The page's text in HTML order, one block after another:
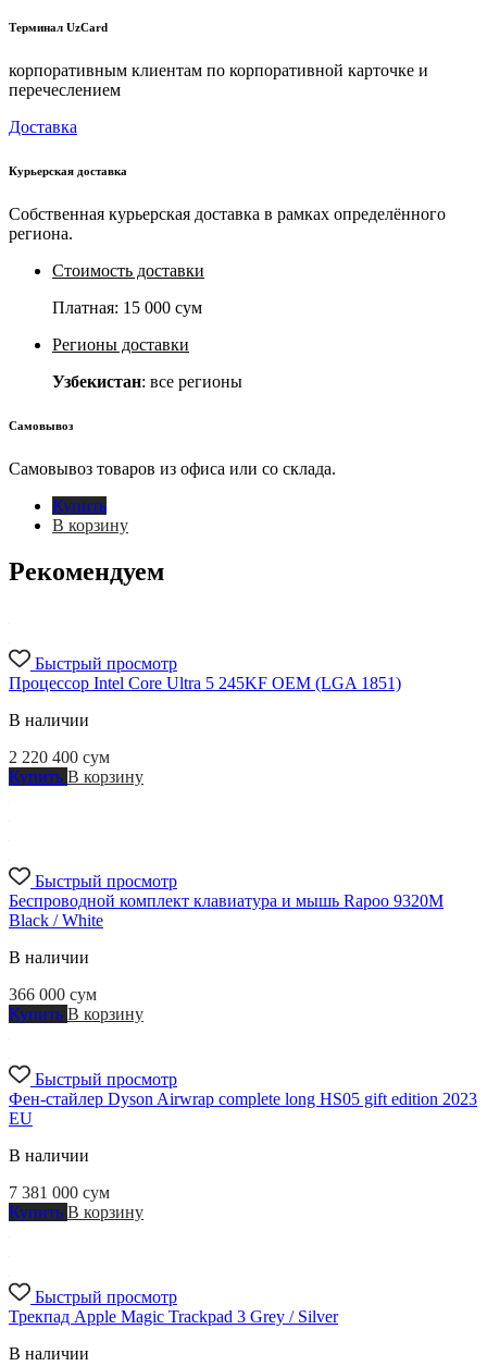
Терминал UzCard
корпоративным клиентам по корпоративной карточке и
перечеслением
Доставка
Курьерская доставка
Собственная курьерская доставка в рамках определённого
региона.
Стоимость доставки
Платная: 15 000 сум
Регионы доставки
Узбекистан: все регионы
Самовывоз
Самовывоз товаров из офиса или со склада.
Купить
В корзину
Рекомендуем
Быстрый просмотр
Процессор Intel Core Ultra 5 245KF OEM (LGA 1851)
В наличии
2 220 400 сум
Купить В корзину
Быстрый просмотр
Беспроводной комплект клавиатура и мышь Rapoo 9320M
Black / White
В наличии
366 000 сум
Купить В корзину
Быстрый просмотр
Фен-стайлер Dyson Airwrap complete long HS05 gift edition 2023
EU
В наличии
7 381 000 сум
Купить В корзину
Быстрый просмотр
Трекпад Apple Magic Trackpad 3 Grey / Silver
В наличии